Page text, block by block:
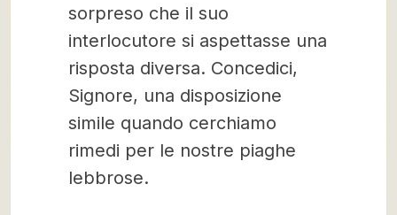
sorpreso che il suo
interlocutore si aspettasse una
risposta diversa. Concedici,
Signore, una disposizione
simile quando cerchiamo
rimedi per le nostre piaghe
lebbrose.